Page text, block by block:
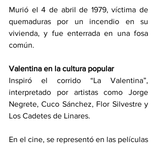
Murió el 4 de abril de 1979, víctima de
quemaduras por un incendio en su
vivienda, y fue enterrada en una fosa
común.
Valentina en la cultura popular
Inspiró el corrido “La Valentina”,
interpretado por artistas como Jorge
Negrete, Cuco Sánchez, Flor Silvestre y
Los Cadetes de Linares.
En el cine, se representó en las películas